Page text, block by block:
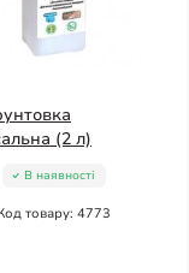
(2 л)
В наявності
товару: 4773